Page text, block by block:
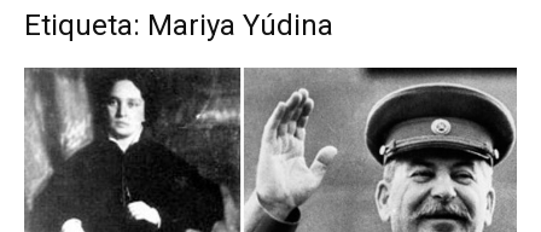
Etiqueta: Mariya Yúdina